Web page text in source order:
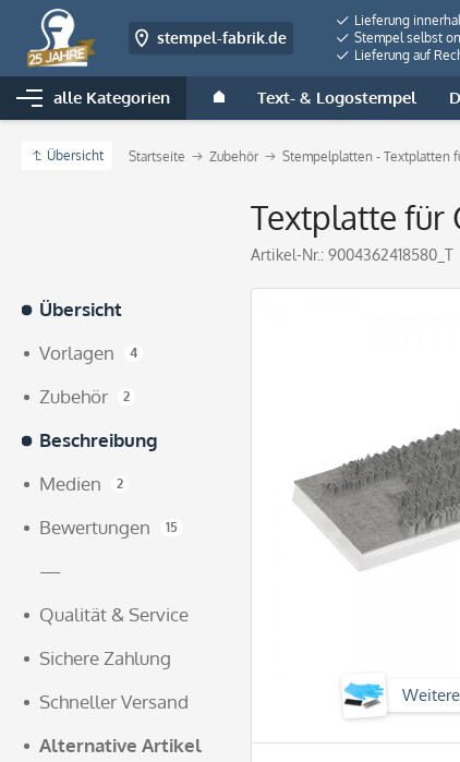
stempel-fabrik.de
Lieferung
Stempel selbst
Lieferung auf
alle Kategorien Text- & Logostempel
Übersicht Startseite Zubehör Stempelplatten - Textplatten
Textplatte für
Artikel-Nr.: 9004362418580_T
Übersicht
Vorlagen
4
Zubehör 2
Beschreibung
Medien
2
Bewertungen 15
—
Qualität & Service
Sichere Zahlung
Schneller Versand
Alternative Artikel